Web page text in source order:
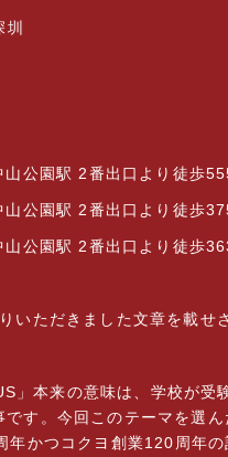
山公園駅 2番出口より徒歩
山公園駅 2番出口より徒歩
山公園駅 2番出口より徒歩
いただきました文章を載
」本来の意味は、学校が
です。今回このテーマを選
年かつコクヨ創業120周年